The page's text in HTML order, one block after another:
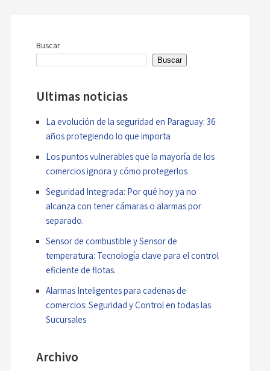
Buscar
Buscar
Ultimas noticias
La evolución de la seguridad en Paraguay: 36
años protegiendo lo que importa
Los puntos vulnerables que la mayoría de los
comercios ignora y cómo protegerlos
Seguridad Integrada: Por qué hoy ya no
alcanza con tener cámaras o alarmas por
separado.
Sensor de combustible y Sensor de
temperatura: Tecnología clave para el control
eficiente de flotas.
Alarmas Inteligentes para cadenas de
comercios: Seguridad y Control en todas las
Sucursales
Archivo